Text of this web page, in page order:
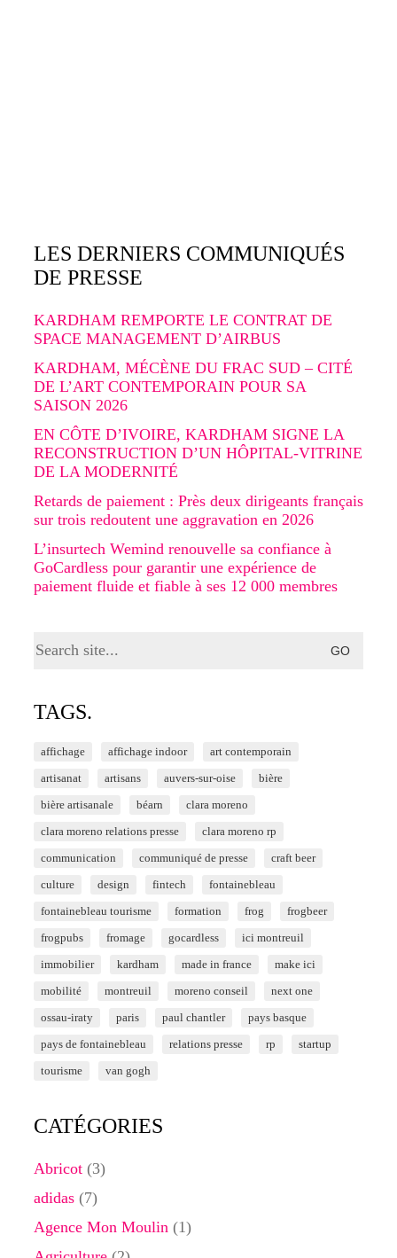
LES DERNIERS COMMUNIQUÉS
DE PRESSE
KARDHAM REMPORTE LE CONTRAT DE
SPACE MANAGEMENT D’AIRBUS
KARDHAM, MÉCÈNE DU FRAC SUD – CITÉ
DE L’ART CONTEMPORAIN POUR SA
SAISON 2026
EN CÔTE D’IVOIRE, KARDHAM SIGNE LA
RECONSTRUCTION D’UN HÔPITAL-VITRINE
DE LA MODERNITÉ
Retards de paiement : Près deux dirigeants français
sur trois redoutent une aggravation en 2026
L’insurtech Wemind renouvelle sa confiance à
GoCardless pour garantir une expérience de
paiement fluide et fiable à ses 12 000 membres
for:
TAGS.
affichage affichage indoor
art contemporain
artisanat
artisans auvers-sur-oise
bière
bière artisanale
béarn
clara moreno
clara moreno relations presse
clara moreno rp
communication
communiqué de presse
craft beer
culture
design fintech
fontainebleau
fontainebleau tourisme
formation frog
frogbeer
frogpubs
fromage gocardless
ici montreuil
immobilier
kardham made in france
make ici
mobilité
montreuil moreno conseil
next one
ossau-iraty
paris paul chantler
pays basque
pays de fontainebleau
relations presse rp
startup
tourisme
van gogh
CATÉGORIES
Abricot (3)
adidas (7)
Agence Mon Moulin (1)